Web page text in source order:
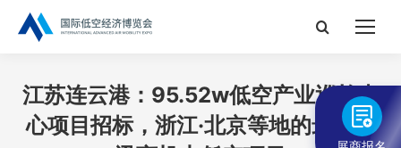
搜
江苏连云港：95.52w低空产业巡检中
心项目招标，浙江·北京等地的最新标